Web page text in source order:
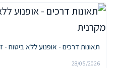
תאונות דרכים - אופנוע ללא ביטוח -
28/05/2026